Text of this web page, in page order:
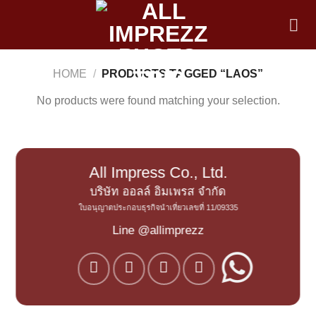
HOME / PRODUCTS TAGGED “LAOS”
No products were found matching your selection.
All Impress Co., Ltd.
บริษัท ออลล์ อิมเพรส จำกัด
ใบอนุญาตประกอบธุรกิจนำเที่ยวเลขที่ 11/09335
Line @allimprezz